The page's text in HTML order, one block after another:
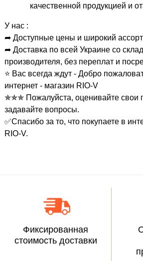
качественной продукцией и
У нас :
➦ Доступные цены и широкий
➦ Доставка по всей Украине со
производителя, без переплат и
⭐ Вас всегда ждут - Добро
интернет - магазин RIO-V
✯✯✯ Пожалуйста, оценивайте свои
задавайте вопросы.
✅Спасибо за то, что покупаете в
RIO-V.
Фиксированная
стоимость доставки